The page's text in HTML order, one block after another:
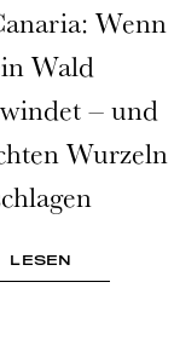
Wenn
Wald
– und
Wurzeln
LESEN